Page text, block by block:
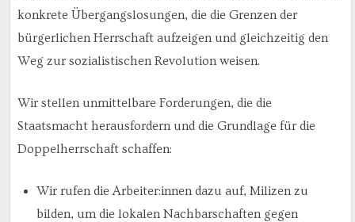
konkrete Übergangslosungen, die die Grenzen der
bürgerlichen Herrschaft aufzeigen und gleichzeitig den
Weg zur sozialistischen Revolution weisen.
Wir stellen unmittelbare Forderungen, die die
Staatsmacht herausfordern und die Grundlage für die
Doppelherrschaft schaffen:
Wir rufen die Arbeiter:innen dazu auf, Milizen zu
bilden, um die lokalen Nachbarschaften gegen